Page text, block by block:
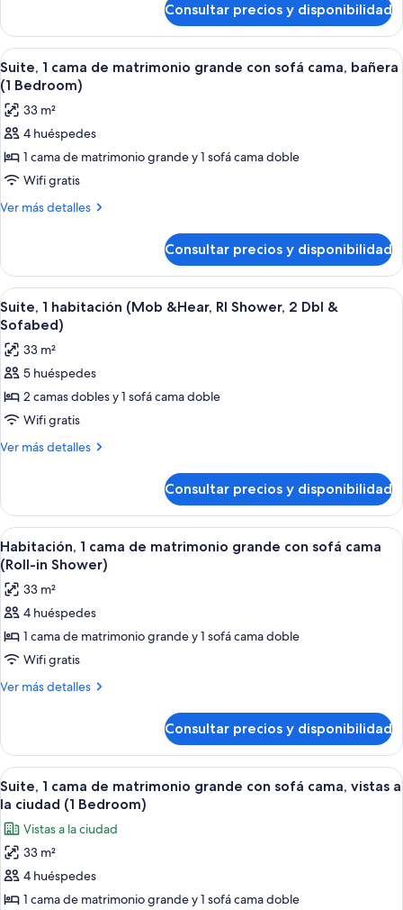
personas
con
discapacidad,
bañera
(2
Queen
Beds
and
Sofabed)
1
habitación,
accesible
para
personas
con
discapacidad,
(2
Queen
and
Consultar precios y disponibilidad
Abrir
todas
las
fotos
de
Suite,
1
cama
grande
con
sofá
cama,
bañera
(1
Bedroom)
Habitación de hotel con una cama
5
Suite, 1 cama de matrimonio grande con sofá cama, bañera
(1 Bedroom)
33 m²
4 huéspedes
1 cama de matrimonio grande y 1 sofá cama doble
Wifi gratis
Ver más detalles
Más
1
cama
de
matrimonio
con
sofá
bañera
(1
Consultar precios y disponibilidad
Abrir
todas
las
fotos
de
Suite,
1
habitación
RI
Shower,
2
Dbl
&
Sofabed)
Una habitación de hotel con sofá,
5
Suite, 1 habitación (Mob &Hear, RI Shower, 2 Dbl &
Sofabed)
33 m²
5 huéspedes
2 camas dobles y 1 sofá cama doble
Wifi gratis
Ver más detalles
Más
1
habitación
(Mob
&Hear,
RI
Shower,
2
&
Sofabed)
Consultar precios y disponibilidad
Abrir
todas
las
fotos
de
Habitación,
1
cama
grande
con
sofá
cama
(Roll-
in
Shower)
Habitación de hotel con una cama
5
Habitación, 1 cama de matrimonio grande con sofá cama
(Roll-in Shower)
33 m²
4 huéspedes
1 cama de matrimonio grande y 1 sofá cama doble
Wifi gratis
Ver más detalles
Más
1
cama
de
matrimonio
con
sofá
cama
(Roll-
in
Consultar precios y disponibilidad
Abrir
todas
las
fotos
de
Suite,
1
Habitación de hotel con una cama
7
Suite, 1 cama de matrimonio grande con sofá cama, vistas a
la ciudad (1 Bedroom)
Vistas a la ciudad
33 m²
4 huéspedes
1 cama de matrimonio grande y 1 sofá cama doble